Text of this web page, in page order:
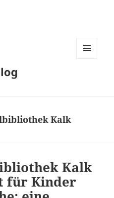
Kalk
Kalk
für Kinder